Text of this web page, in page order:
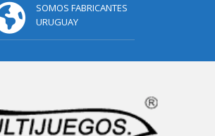
SOMOS FABRICANTES
URUGUAY